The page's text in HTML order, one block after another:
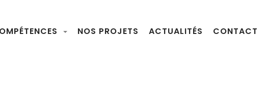
NOS PROJETS ACTUALITÉS CONTACT